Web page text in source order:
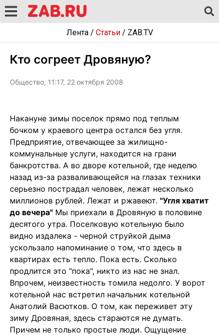
Лента/ Статьи/ ZAB.TV
Кто согреет Дровяную?
Общество, 11:17, 22 октября 2008
Накануне зимы поселок прямо под теплым
бочком у краевого центра остался без угля.
Предприятие, отвечающее за жилищно-
коммунальные услуги, находится на грани
банкротства. А во дворе котельной, где неделю
назад из-за разваливающейся на глазах техники
серьезно пострадал человек, лежат несколько
миллионов рублей. Лежат и ржавеют. "Угля хватит
до вечера" Мы приехали в Дровяную в половине
десятого утра. Поселковую котельную было
видно издалека - черной струйкой дыма
ускользало напоминание о том, что здесь в
квартирах есть тепло. Пока есть. Сколько
продлится это "пока", никто из нас не знал.
Впрочем, неизвестность томила недолго. У ворот
котельной нас встретил начальник котельной
Анатолий Васютков. О том, как переживет эту
зиму Дровяная, здесь стараются не думать.
Причем не только простые люди. Ощущение